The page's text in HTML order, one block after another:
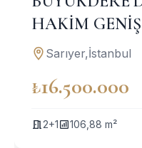
HAKİM
MÜSTAKİL EV
Sarıyer,İstanbul
₺16.500.000
2+1 106,88 m²